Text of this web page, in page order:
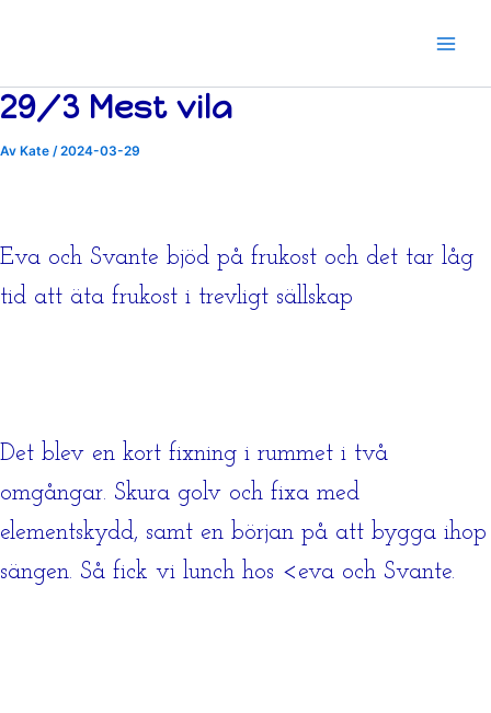
29/3 Mest vila
Av Kate /2024-03-29
Eva och Svante bjöd på frukost och det tar låg
tid att äta frukost i trevligt sällskap
Det blev en kort fixning i rummet i två
omgångar. Skura golv och fixa med
elementskydd, samt en början på att bygga ihop
sängen. Så fick vi lunch hos <eva och Svante.